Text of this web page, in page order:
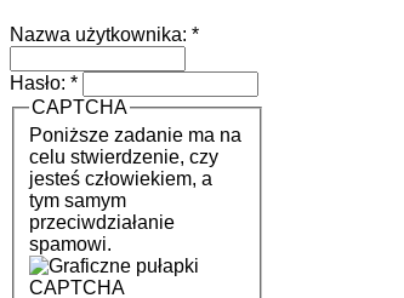
Nazwa użytkownika: *
Hasło: *
CAPTCHA
Poniższe zadanie ma na
celu stwierdzenie, czy
jesteś człowiekiem, a
tym samym
przeciwdziałanie
spamowi.